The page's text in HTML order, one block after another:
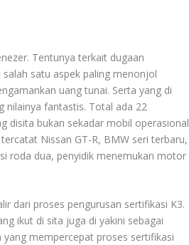
Tentunya terkait dugaan
satu aspek paling menonjol
uang tunai. Serta yang di
nilainya fantastis. Total ada 22
disita bukan sekadar mobil operasional
Nissan GT-R, BMW seri terbaru,
roda dua, penyidik menemukan motor
dari proses pengurusan sertifikasi K3.
ikut di sita juga di yakini sebagai
yang mempercepat proses sertifikasi